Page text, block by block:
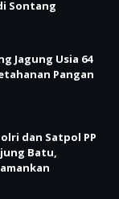
Sontang
Jagung Usia 64
Pangan
dan Satpol PP
Batu,